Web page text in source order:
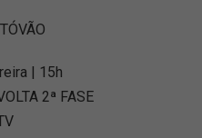
| 15h
2ª FASE